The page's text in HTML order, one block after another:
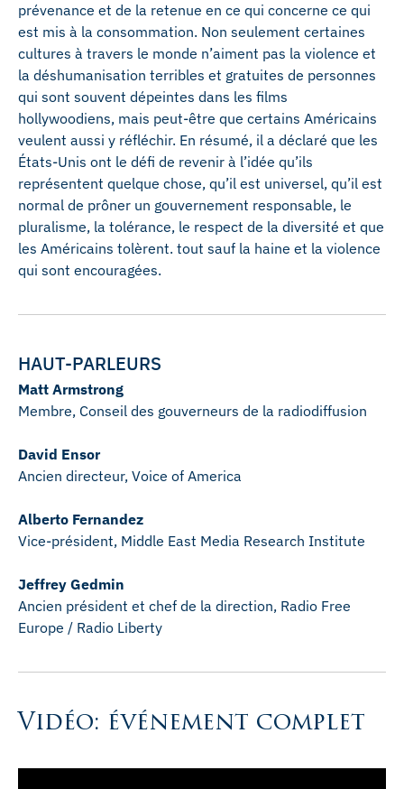
prévenance et de la retenue en ce qui concerne ce qui
est mis à la consommation. Non seulement certaines
cultures à travers le monde n’aiment pas la violence et
la déshumanisation terribles et gratuites de personnes
qui sont souvent dépeintes dans les films
hollywoodiens, mais peut-être que certains Américains
veulent aussi y réfléchir. En résumé, il a déclaré que les
États-Unis ont le défi de revenir à l’idée qu’ils
représentent quelque chose, qu’il est universel, qu’il est
normal de prôner un gouvernement responsable, le
pluralisme, la tolérance, le respect de la diversité et que
les Américains tolèrent. tout sauf la haine et la violence
qui sont encouragées.
HAUT-PARLEURS
Matt Armstrong
Membre, Conseil des gouverneurs de la radiodiffusion
David Ensor
Ancien directeur, Voice of America
Alberto Fernandez
Vice-président, Middle East Media Research Institute
Jeffrey Gedmin
Ancien président et chef de la direction, Radio Free
Europe / Radio Liberty
Vidéo: événement complet